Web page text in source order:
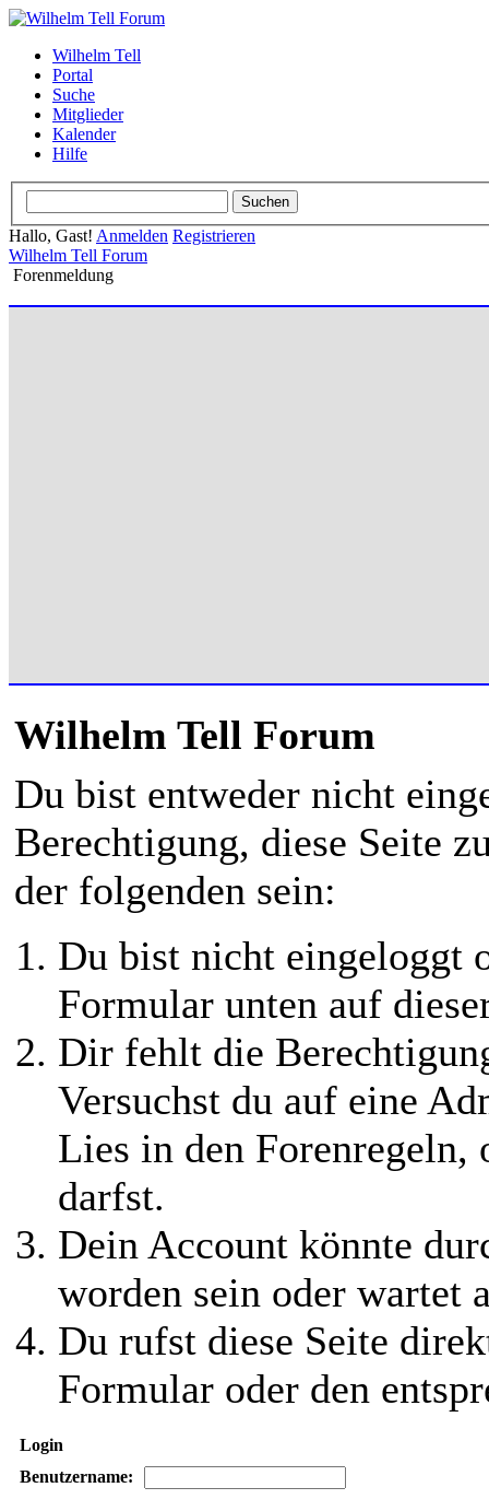
Wilhelm Tell
Portal
Suche
Mitglieder
Kalender
Hilfe
Hallo, Gast! Anmelden Registrieren
Wilhelm Tell Forum
Forenmeldung
Wilhelm Tell Forum
Du bist entweder nicht
Berechtigung, diese Seite
der folgenden sein:
Du bist nicht eingeloggt
Formular unten auf
Dir fehlt die
Versuchst du auf eine
Lies in den Forenregeln,
darfst.
Dein Account könnte
worden sein oder wartet
Du rufst diese Seite
Formular oder den
Login
Benutzername: